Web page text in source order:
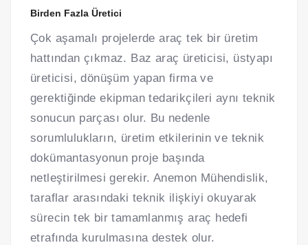
Birden Fazla Üretici
Çok aşamalı projelerde araç tek bir üretim
hattından çıkmaz. Baz araç üreticisi, üstyapı
üreticisi, dönüşüm yapan firma ve
gerektiğinde ekipman tedarikçileri aynı teknik
sonucun parçası olur. Bu nedenle
sorumlulukların, üretim etkilerinin ve teknik
dokümantasyonun proje başında
netleştirilmesi gerekir. Anemon Mühendislik,
taraflar arasındaki teknik ilişkiyi okuyarak
sürecin tek bir tamamlanmış araç hedefi
etrafında kurulmasına destek olur.